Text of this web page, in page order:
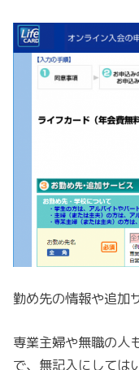
勤め先の情報や追加
専業主婦や無職の人
で、無記入にしては